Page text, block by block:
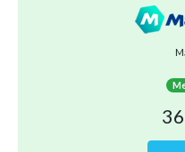
en une seule fois au
correctement. Donc
Vous pouvez être sûr
Vos avantages